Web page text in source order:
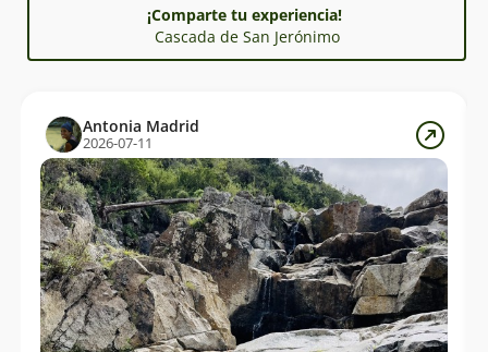
¡Comparte tu experiencia!
Cascada de San Jerónimo
Antonia Madrid
2026-07-11